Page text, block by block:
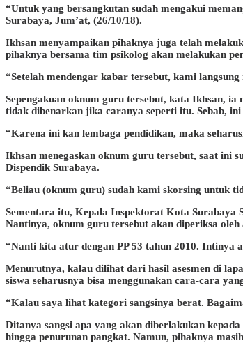
“Untuk yang bersangkutan sudah mengakui
Surabaya, Jum’at, (26/10/18).
Ikhsan menyampaikan pihaknya juga telah
pihaknya bersama tim psikolog akan melakukan
“Setelah mendengar kabar tersebut, kami
Sepengakuan oknum guru tersebut, kata Ikhsan,
tidak dibenarkan jika caranya seperti itu. Sebab,
“Karena ini kan lembaga pendidikan, maka
Ikhsan menegaskan oknum guru tersebut, saat ini
Dispendik Surabaya.
“Beliau (oknum guru) sudah kami skorsing untuk
Sementara itu, Kepala Inspektorat Kota Surabaya
Nantinya, oknum guru tersebut akan diperiksa
“Nanti kita atur dengan PP 53 tahun 2010. Intinya
Menurutnya, kalau dilihat dari hasil asesmen di
siswa seharusnya bisa menggunakan cara-cara
“Kalau saya lihat kategori sangsinya berat.
Ditanya sangsi apa yang akan diberlakukan
hingga penurunan pangkat. Namun, pihaknya